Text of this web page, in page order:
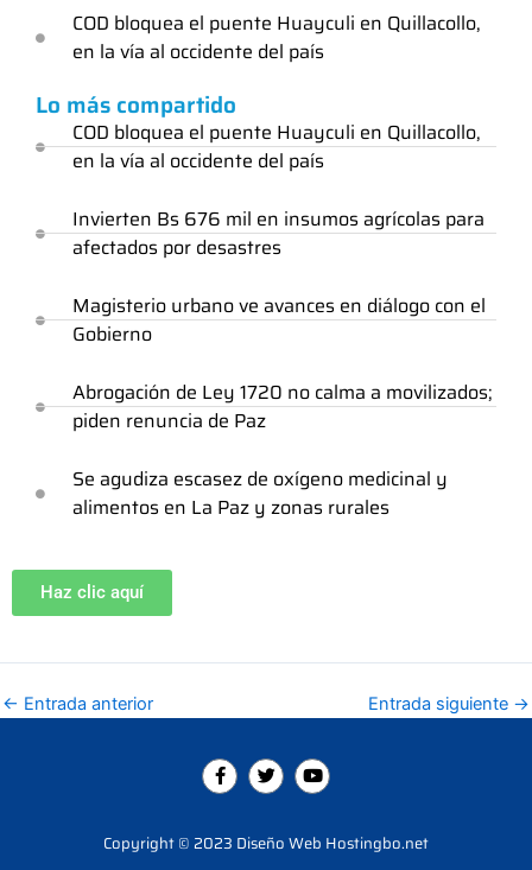
COD bloquea el puente Huayculi en Quillacollo,
en la vía al occidente del país
Lo más compartido
COD bloquea el puente Huayculi en Quillacollo,
en la vía al occidente del país
Invierten Bs 676 mil en insumos agrícolas para
afectados por desastres
Magisterio urbano ve avances en diálogo con el
Gobierno
Abrogación de Ley 1720 no calma a movilizados;
piden renuncia de Paz
Se agudiza escasez de oxígeno medicinal y
alimentos en La Paz y zonas rurales
Haz clic aquí
← Entrada anterior Entrada siguiente →
F
a
c
b
o
T
w
i
t
e
Y
o
u
u
b
Copyright © 2023 Diseño Web Hostingbo.net